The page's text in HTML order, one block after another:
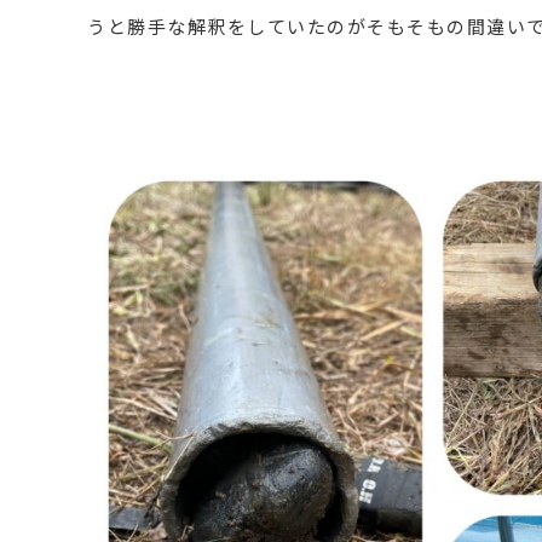
うと勝手な解釈をしていたのがそもそもの間違い